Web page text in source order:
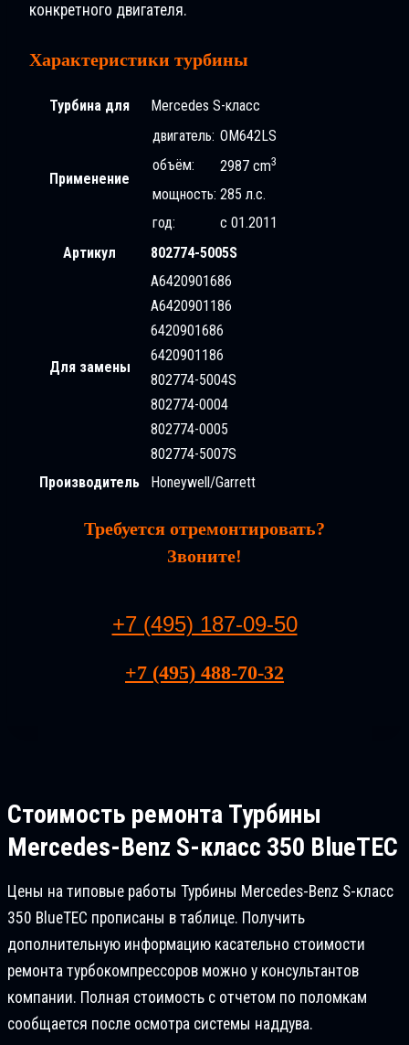
конкретного двигателя.
Характеристики турбины
Турбина для Mercedes S-класс
Применение
двигатель: OM642LS
объём:
2987 cm3
мощность: 285 л.с.
год:
с 01.2011
Артикул
802774-5005S
Для замены
A6420901686
A6420901186
6420901686
6420901186
802774-5004S
802774-0004
802774-0005
802774-5007S
Производитель
Honeywell/Garrett
Требуется отремонтировать?
Звоните!
+7 (495) 187-09-50
+7 (495) 488-70-32
Стоимость ремонта Турбины
Mercedes-Benz S-класс 350 BlueTEC
Цены на типовые работы Турбины Mercedes-Benz S-класс
350 BlueTEC прописаны в таблице. Получить
дополнительную информацию касательно стоимости
ремонта турбокомпрессоров можно у консультантов
компании. Полная стоимость с отчетом по поломкам
сообщается после осмотра системы наддува.